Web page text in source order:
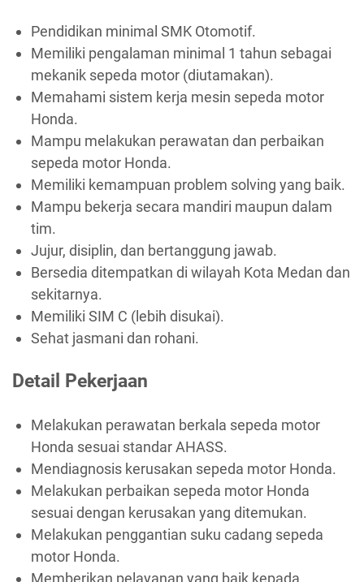
Pendidikan minimal SMK Otomotif.
Memiliki pengalaman minimal 1 tahun sebagai
mekanik sepeda motor (diutamakan).
Memahami sistem kerja mesin sepeda motor
Honda.
Mampu melakukan perawatan dan perbaikan
sepeda motor Honda.
Memiliki kemampuan problem solving yang baik.
Mampu bekerja secara mandiri maupun dalam
tim.
Jujur, disiplin, dan bertanggung jawab.
Bersedia ditempatkan di wilayah Kota Medan dan
sekitarnya.
Memiliki SIM C (lebih disukai).
Sehat jasmani dan rohani.
Detail Pekerjaan
Melakukan perawatan berkala sepeda motor
Honda sesuai standar AHASS.
Mendiagnosis kerusakan sepeda motor Honda.
Melakukan perbaikan sepeda motor Honda
sesuai dengan kerusakan yang ditemukan.
Melakukan penggantian suku cadang sepeda
motor Honda.
Memberikan pelayanan yang baik kepada